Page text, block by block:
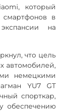
который
в
на
что цель
автомобилей,
немецкими
YU7 GT
спорткар,
обеспечению